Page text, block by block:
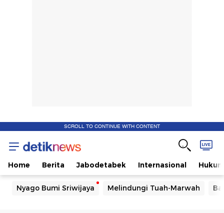
SCROLL TO CONTINUE WITH CONTENT
Home Berita Jabodetabek Internasional Hukum
Nyago Bumi Sriwijaya Melindungi Tuah-Marwah